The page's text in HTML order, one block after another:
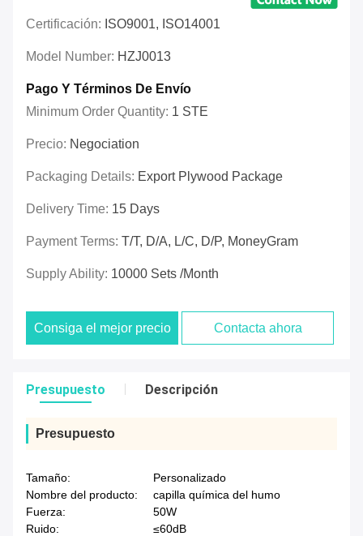
Certificación: ISO9001, ISO14001
Model Number: HZJ0013
Pago Y Términos De Envío
Minimum Order Quantity: 1 STE
Precio: Negociation
Packaging Details: Export Plywood Package
Delivery Time: 15 Days
Payment Terms: T/T, D/A, L/C, D/P, MoneyGram
Supply Ability: 10000 Sets /Month
Consiga el mejor precio Contacta ahora
Presupuesto Descripción
Presupuesto
Tamaño:
Personalizado
Nombre del producto:
capilla química del humo
Fuerza:
50W
Ruido:
≤60dB